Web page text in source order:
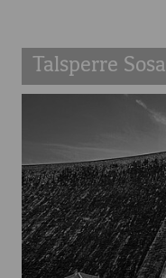
Talsperre Sosa